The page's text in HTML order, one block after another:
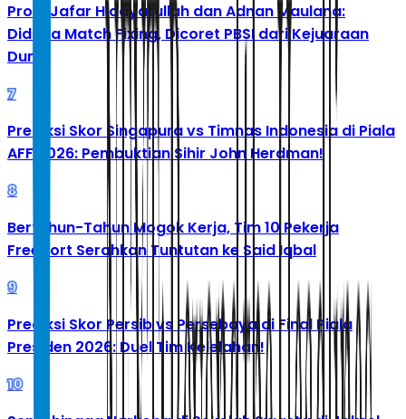
Profil Jafar Hidayatullah dan Adnan Maulana:
Diduga Match Fixing, Dicoret PBSI dari Kejuaraan
Dunia
7
Prediksi Skor Singapura vs Timnas Indonesia di Piala
AFF 2026: Pembuktian Sihir John Herdman!
8
Bertahun-Tahun Mogok Kerja, Tim 10 Pekerja
Freeport Serahkan Tuntutan ke Said Iqbal
9
Prediksi Skor Persib vs Persebaya di Final Piala
Presiden 2026: Duel Tim Kelelahan!
10